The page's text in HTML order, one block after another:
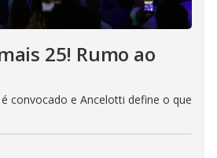
25! Rumo ao
convocado e Ancelotti define o que